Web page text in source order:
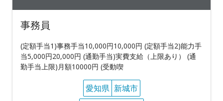
事務員
(定額手当1)事務手当10,000円10,000円 (定額手当2)能力手
当5,000円20,000円 (通勤手当)実費支給（上限あり） (通
勤手当上限)月額10000円 (受動喫
愛知県 新城市